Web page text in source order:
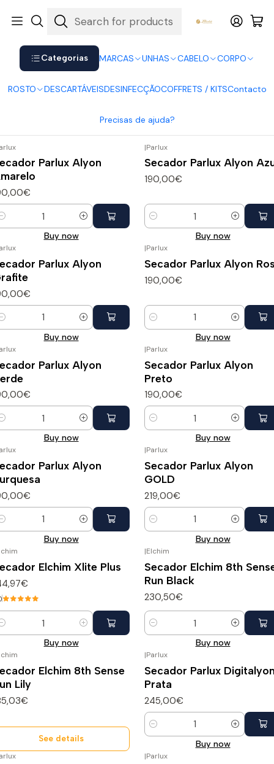
Categorias MARCAS UNHAS CABELO CORPO
ROSTO DESCARTÁVEISDESINFECÇÃOCOFFRETS / KITSContacto
Precisas de ajuda?
Shop now. Pay later with Klarna.
Secadores
Parlux Alyon
Buy now
|Parlux
Secador Parlux Alyon
190,00€
Quantity
Buy now
Parlux Alyon
Buy now
|Parlux
Secador Parlux Alyon
190,00€
Quantity
Buy now
Parlux Alyon
Buy now
|Parlux
Secador Parlux Alyon
Preto
190,00€
Quantity
Buy now
Parlux Alyon
Buy now
|Parlux
Secador Parlux Alyon
GOLD
219,00€
Quantity
Buy now
Elchim Xlite Plus
Buy now
|Elchim
Secador Elchim 8th
Run Black
230,50€
Quantity
Buy now
Elchim 8th Sense
Lily
See details
|Parlux
Secador Parlux
Prata
245,00€
Quantity
Buy now
|Parlux